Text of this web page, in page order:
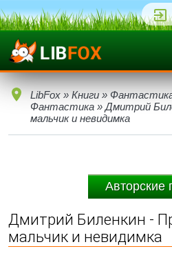
LibFox » Книги »
Фантастика » Дмитрий
мальчик и невидимка
Авторские
Дмитрий Биленкин -
мальчик и невидимка